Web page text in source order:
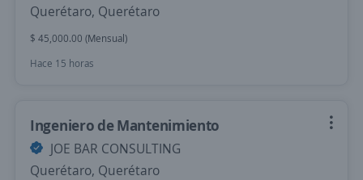
Querétaro, Querétaro
$ 45,000.00 (Mensual)
Hace 15 horas
Ingeniero de Mantenimiento
JOE BAR CONSULTING
Querétaro, Querétaro